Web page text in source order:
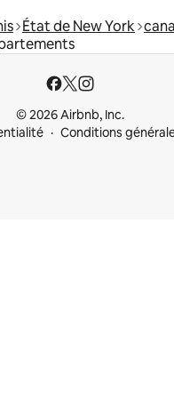
État de New York
© 2026 Airbnb, Inc.
Conditions